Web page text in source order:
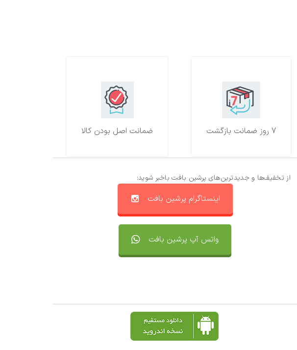
ضمانت اصل بودن کالا 7 روز ضمانت بازگشت
از تخفیف‌ها و جدیدترین‌های پرشین بافت باخبر شوید:
اینستاگرام پرشین بافت
واتس آپ پرشین بافت